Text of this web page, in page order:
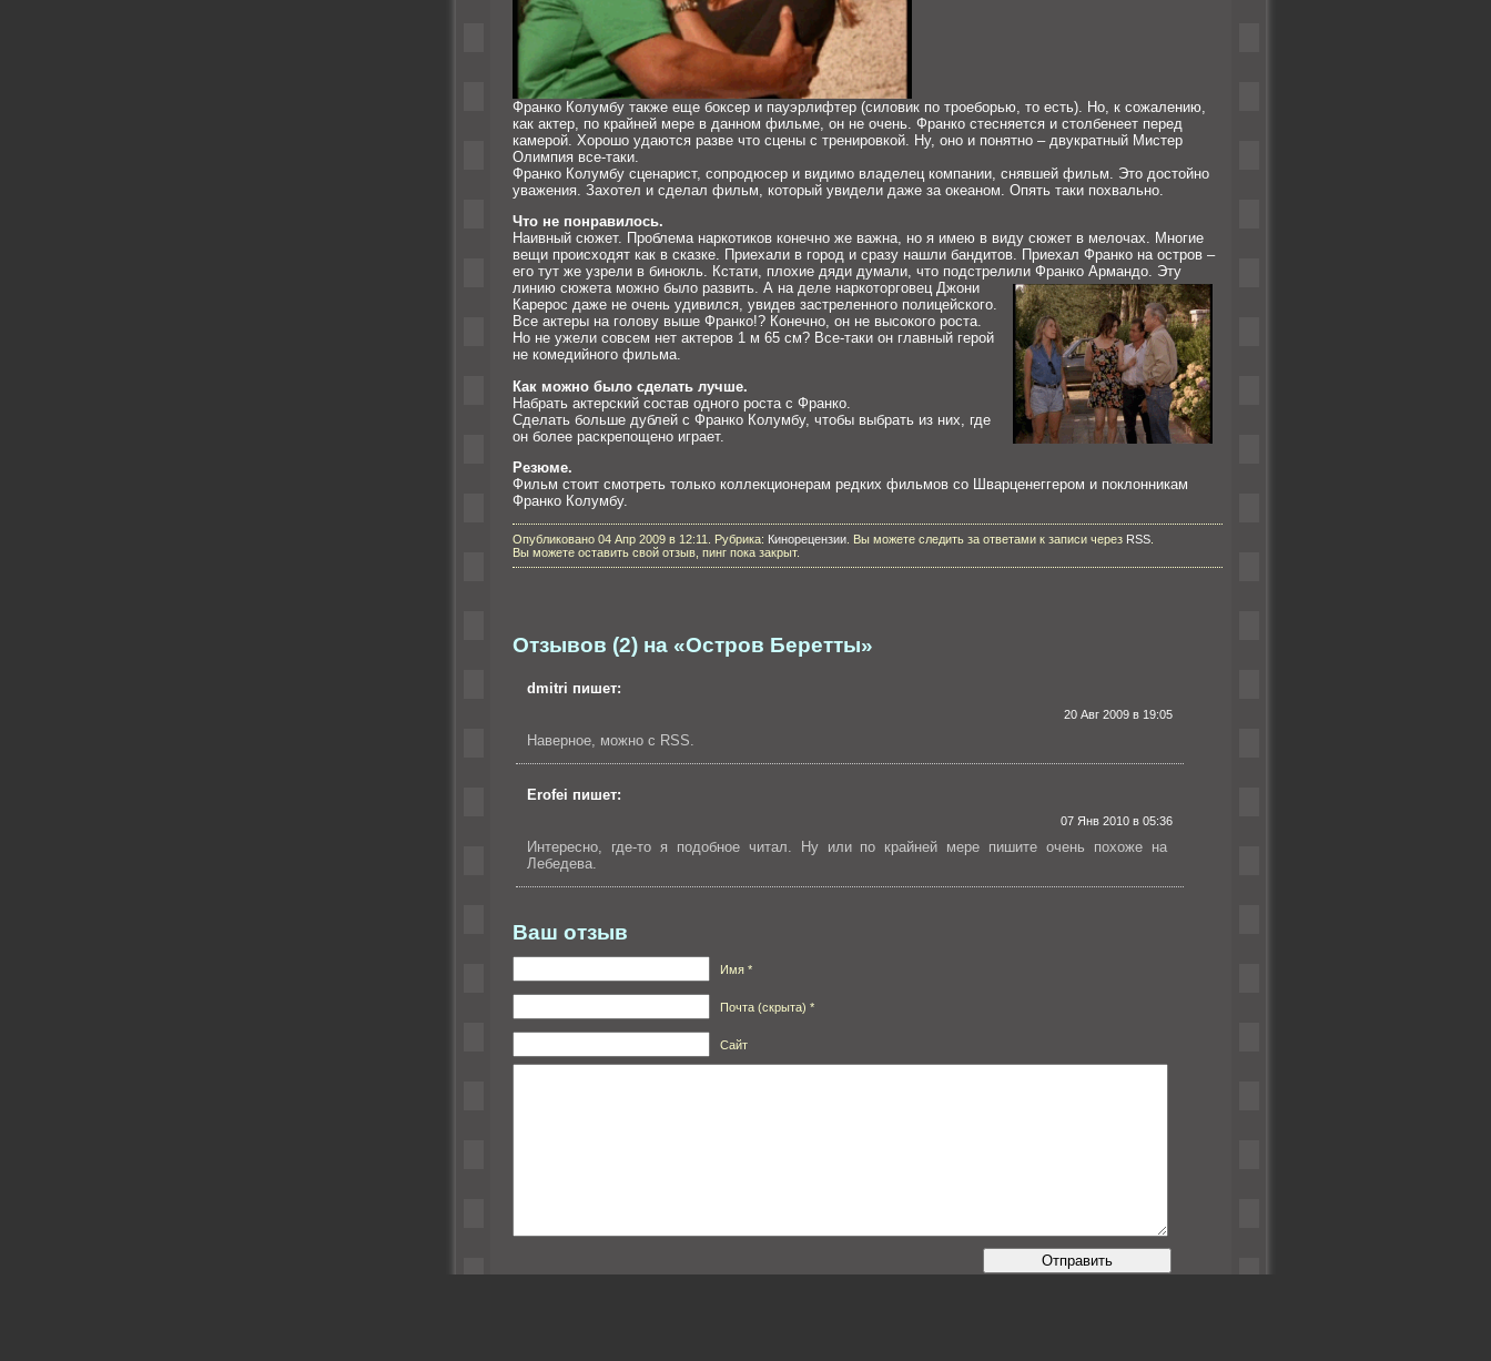
Франко Колумбу также еще боксер и пауэрлифтер (силовик по троеборью, то есть). Но, к сожалению,
как актер, по крайней мере в данном фильме, он не очень. Франко стесняется и столбенеет перед
камерой. Хорошо удаются разве что сцены с тренировкой. Ну, оно и понятно – двукратный Мистер
Олимпия все-таки.
Франко Колумбу сценарист, сопродюсер и видимо владелец компании, снявшей фильм. Это достойно
уважения. Захотел и сделал фильм, который увидели даже за океаном. Опять таки похвально.
Что не понравилось.
Наивный сюжет. Проблема наркотиков конечно же важна, но я имею в виду сюжет в мелочах. Многие
вещи происходят как в сказке. Приехали в город и сразу нашли бандитов. Приехал Франко на остров –
его тут же узрели в бинокль. Кстати, плохие дяди думали, что подстрелили Франко Армандо. Эту
линию сюжета можно было развить. А на деле наркоторговец Джони
Карерос даже не очень удивился, увидев застреленного полицейского.
Все актеры на голову выше Франко!? Конечно, он не высокого роста.
Но не ужели совсем нет актеров 1 м 65 см? Все-таки он главный герой
не комедийного фильма.
Как можно было сделать лучше.
Набрать актерский состав одного роста с Франко.
Сделать больше дублей с Франко Колумбу, чтобы выбрать из них, где
он более раскрепощено играет.
Резюме.
Фильм стоит смотреть только коллекционерам редких фильмов со Шварценеггером и поклонникам
Франко Колумбу.
Опубликовано 04 Апр 2009 в 12:11. Рубрика: Кинорецензии . Вы можете следить за ответами к записи через RSS
Вы можете оставить свой отзыв, пинг пока закрыт.
Отзывов (2) на «Остров Беретты»
dmitri пишет:
20 Авг 2009 в 19:05
Наверное, можно с RSS.
Erofei пишет:
07 Янв 2010 в 05:36
Интересно, где-то я подобное читал. Ну или по крайней мере пишите очень похоже на
Лебедева.
Ваш отзыв
Имя *
Почта (скрыта) *
Сайт